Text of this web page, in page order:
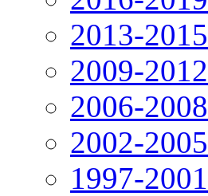
2013-2015
2009-2012
2006-2008
2002-2005
1997-2001